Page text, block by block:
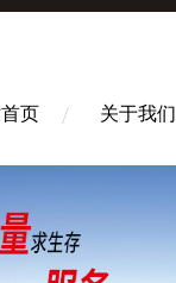
页 关于我们